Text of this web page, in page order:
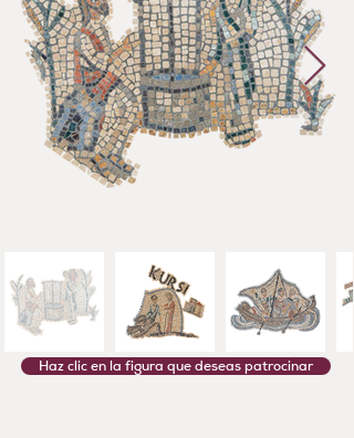
Haz clic en la figura que deseas patrocinar